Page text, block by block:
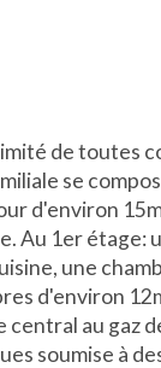
de toutes
se
d'environ
1er étage:
une
d'environ
au gaz
soumise à